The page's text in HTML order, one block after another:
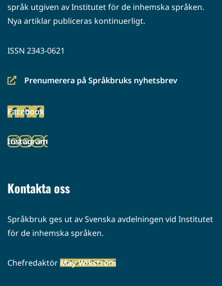
språk utgiven av Institutet för de inhemska språken.
Nya artiklar publiceras kontinuerligt.
ISSN 2343-0621
Prenumerera på Språkbruks nyhetsbrev
(siirryt
palveluun)
Facebook
(siirryt
palveluun)
Instagram
(siirryt
Kontakta oss
Språkbruk ges ut av Svenska avdelningen vid Institutet
för de inhemska språken.
ChefredaktörMay Wikström